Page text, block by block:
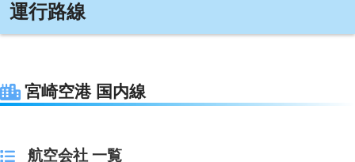
運行路線
宮崎空港 国内線
航空会社 一覧